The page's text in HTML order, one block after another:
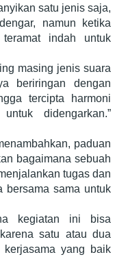
satu jenis saja,
namun ketika
indah untuk
masing jenis suara
beriringan dengan
tercipta harmoni
didengarkan.”
paduan
bagaimana sebuah
tugas dan
bersama sama untuk
kegiatan ini bisa
satu atau dua
yang baik